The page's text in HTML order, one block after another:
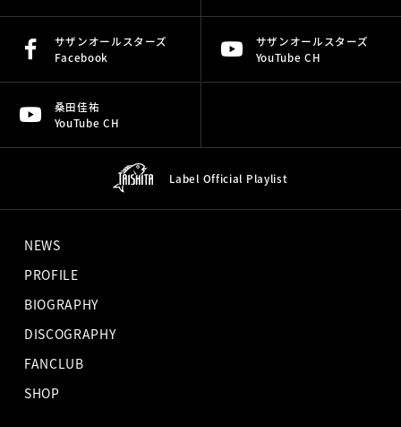
サザンオールスターズ
Facebook
サザンオールスターズ
YouTube CH
桑田佳祐
YouTube CH
Label Official Playlist
NEWS
PROFILE
BIOGRAPHY
DISCOGRAPHY
FANCLUB
SHOP